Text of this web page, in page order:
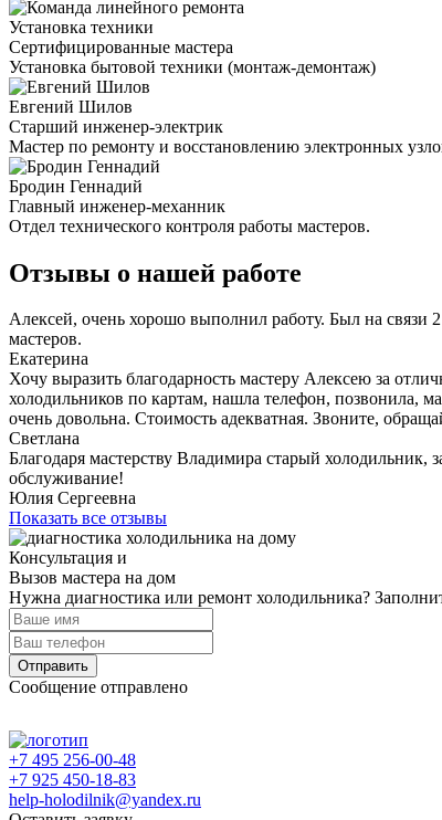
Установка техники
Сертифицированные мастера
Установка бытовой техники (монтаж-демонтаж)
Евгений Шилов
Старший инженер-электрик
Мастер по ремонту и восстановлению электронных
Бродин Геннадий
Главный инженер-механник
Отдел технического контроля работы мастеров.
Отзывы о нашей работе
Алексей, очень хорошо выполнил работу. Был на связи
мастеров.
Екатерина
Хочу выразить благодарность мастеру Алексею за
холодильников по картам, нашла телефон, позвонила,
очень довольна. Стоимость адекватная. Звоните,
Светлана
Благодаря мастерству Владимира старый холодильник,
обслуживание!
Юлия Сергеевна
Показать все отзывы
Консультация и
Вызов мастера на дом
Нужна диагностика или ремонт холодильника?
Отправить
Сообщение отправлено
+7 495 256-00-48
+7 925 450-18-83
help-holodilnik@yandex.ru